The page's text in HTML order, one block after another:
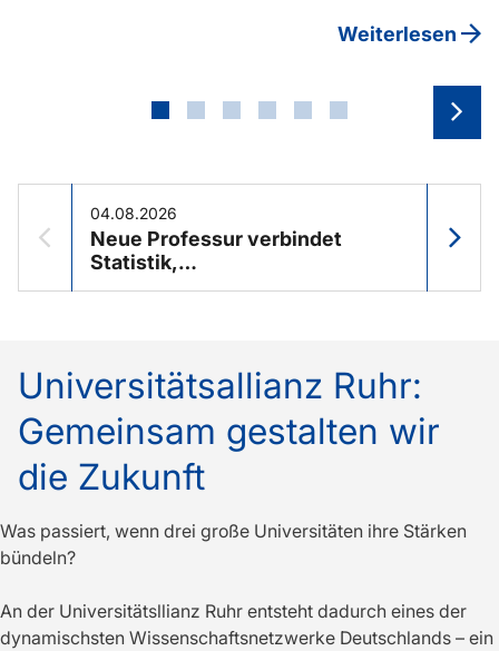
Weiterlesen
04.08.2026
Neue Professur verbindet
Statistik,…
Die
Vorheriger Slider
Universitätsallianz Ruhr:
Gemeinsam gestalten wir
die Zukunft
Was passiert, wenn drei große Universitäten ihre Stärken
bündeln?
An der Universitätsllianz Ruhr entsteht dadurch eines der
dynamischsten Wissenschaftsnetzwerke Deutschlands – ein